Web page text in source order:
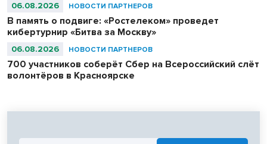
06.08.2026 НОВОСТИ ПАРТНЕРОВ
В память о подвиге: «Ростелеком» проведет
кибертурнир «Битва за Москву»
06.08.2026 НОВОСТИ ПАРТНЕРОВ
700 участников соберёт Сбер на Всероссийский слёт
волонтёров в Красноярске